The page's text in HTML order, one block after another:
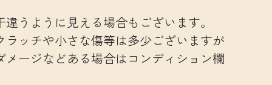
うように見える場合もございます。
ッチや小さな傷等は多少ございますが
ージなどある場合はコンディション欄